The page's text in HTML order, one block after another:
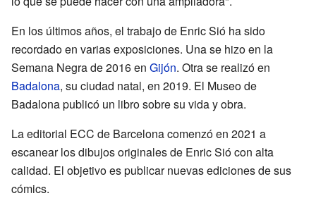
En los últimos años, el trabajo de Enric Sió ha sido
recordado en varias exposiciones. Una se hizo en la
Semana Negra de 2016 en Gijón. Otra se realizó en
Badalona, su ciudad natal, en 2019. El Museo de
Badalona publicó un libro sobre su vida y obra.
La editorial ECC de Barcelona comenzó en 2021 a
escanear los dibujos originales de Enric Sió con alta
calidad. El objetivo es publicar nuevas ediciones de sus
cómics.